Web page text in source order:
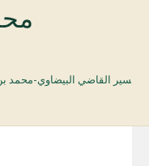
تفسير القاضي البيضاوي-محمد